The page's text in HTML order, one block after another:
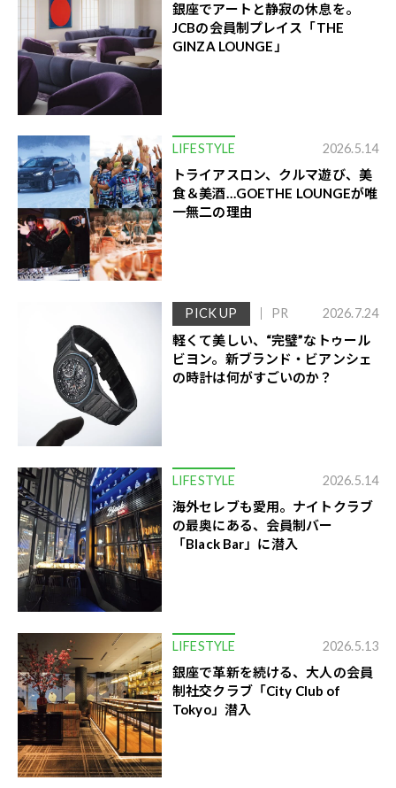
銀座でアートと静寂の休息を。
JCBの会員制プレイス「THE
GINZA LOUNGE」
LIFESTYLE 2026.5.14
トライアスロン、クルマ遊び、美
食＆美酒…GOETHE LOUNGEが唯
一無二の理由
PICK UP PR 2026.7.24
軽くて美しい、“完璧”なトゥール
ビヨン。新ブランド・ビアンシェ
の時計は何がすごいのか？
LIFESTYLE 2026.5.14
海外セレブも愛用。ナイトクラブ
の最奥にある、会員制バー
「Black Bar」に潜入
LIFESTYLE 2026.5.13
銀座で革新を続ける、大人の会員
制社交クラブ「City Club of
Tokyo」潜入